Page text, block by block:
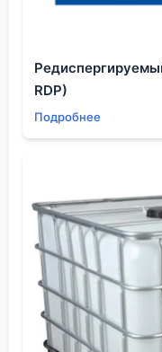
поставщиком.
килограмме
из-за
стоимость
наличие у
Новые Материалы,
стран, косвенно
проходит проверку
это хороший знак.
Нюансы хранения
Даже самый
Редиспергируемый
RDP)
Подробнее